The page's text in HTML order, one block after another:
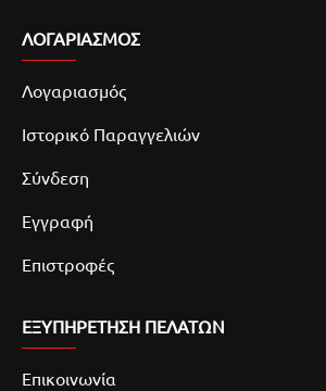
ΛΟΓΑΡΙΑΣΜΌΣ
Λογαριασμός
Ιστορικό Παραγγελιών
Σύνδεση
Εγγραφή
Επιστροφές
ΕΞΥΠΗΡΕΤΗΣΗ ΠΕΛΑΤΩΝ
Επικοινωνία